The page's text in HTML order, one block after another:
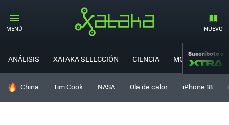
MENÚ NUEVO
ANÁLISIS XATAKA SELECCIÓN CIENCIA MOVILIDAD
Suscríbete a
HOY SE HABLA DE
China Tim Cook NASA Ola de calor iPhone 18